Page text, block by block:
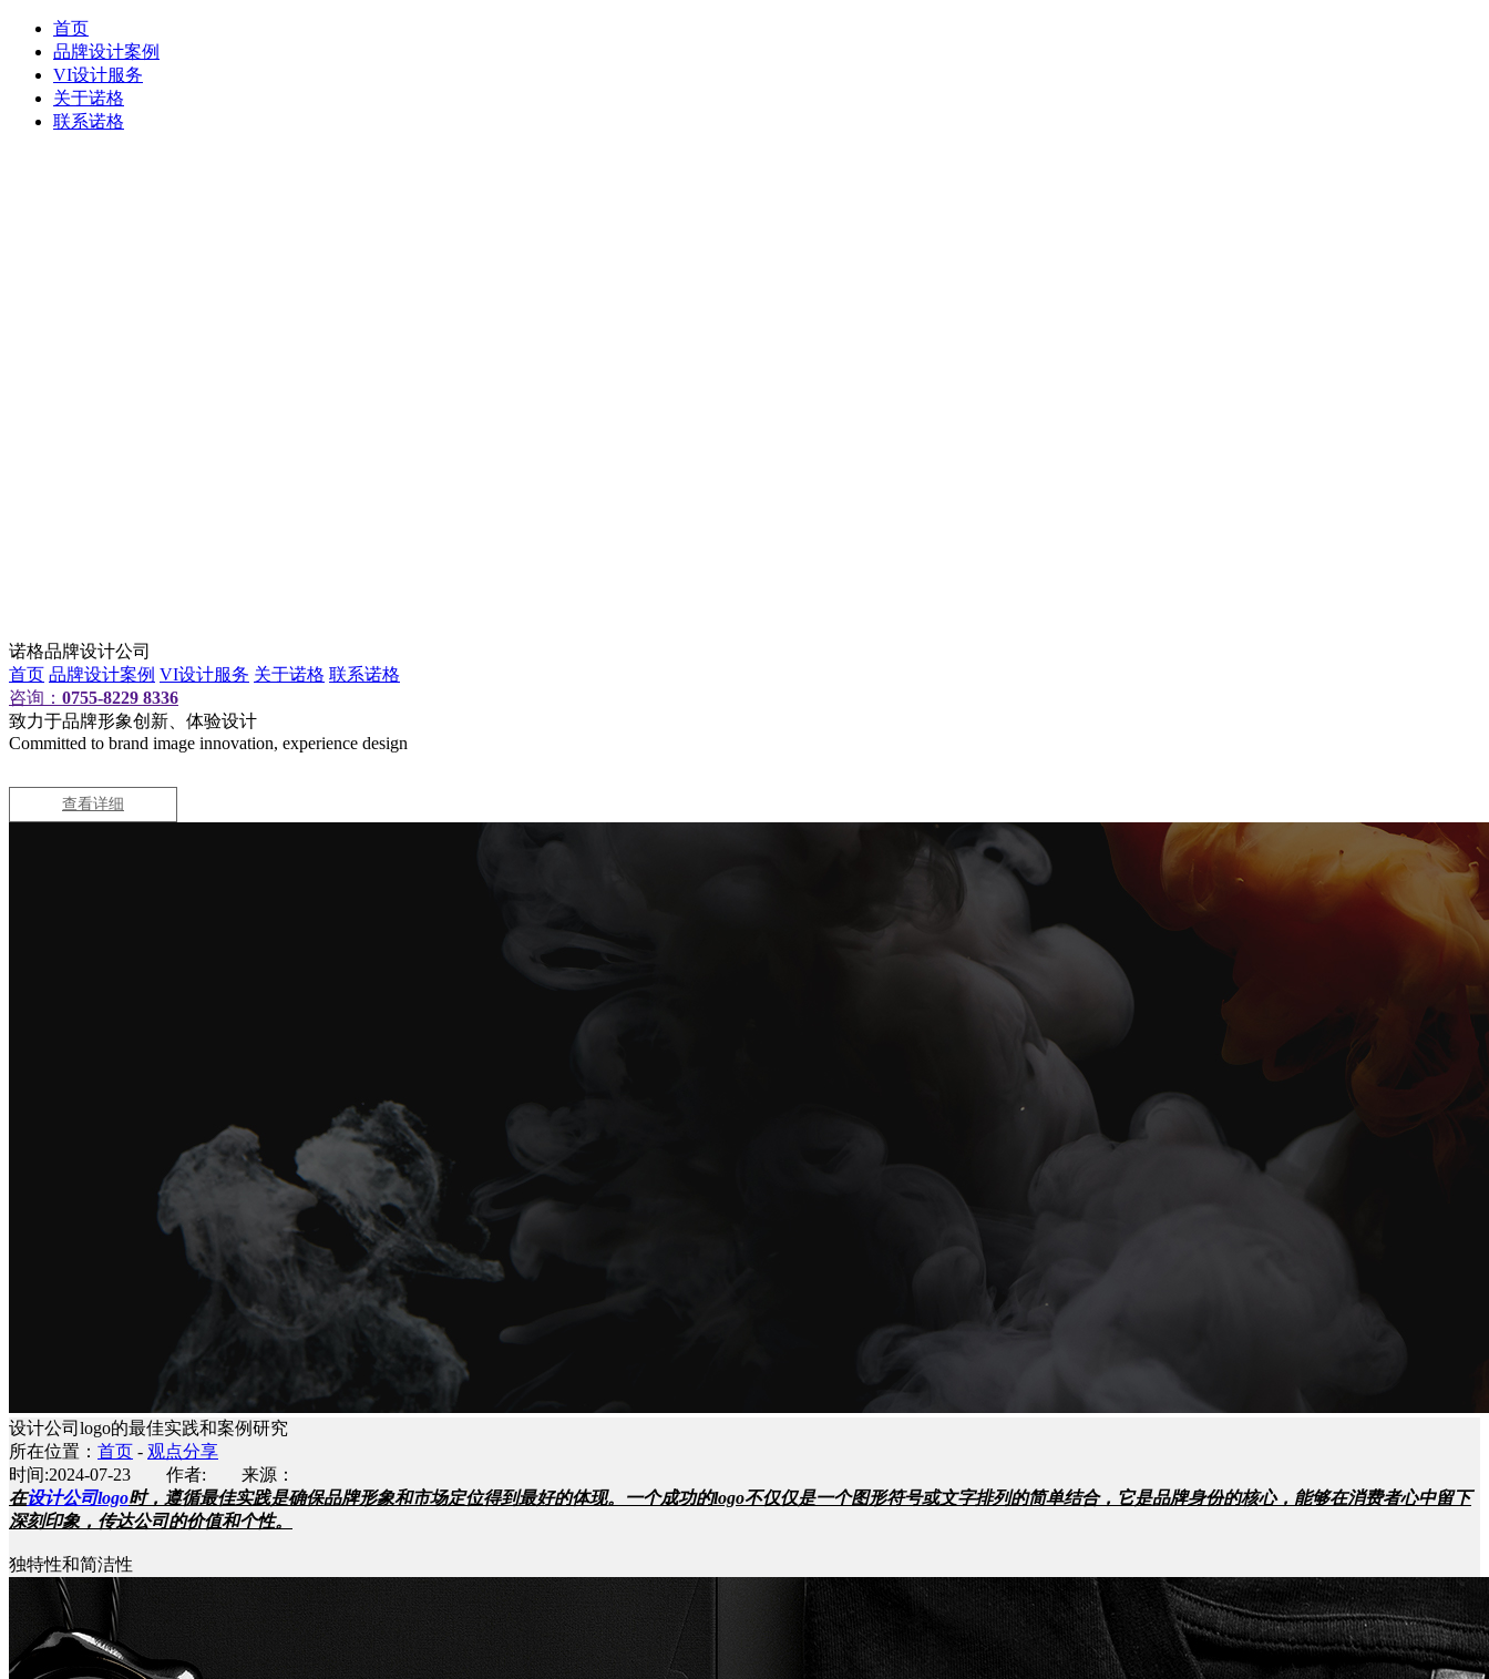
首页
品牌设计案例
VI设计服务
关于诺格
联系诺格
诺格品牌设计公司
首页 品牌设计案例 VI设计服务 关于诺格 联系诺格
咨询： 0755-8229 8336
致力于品牌形象创新、体验设计
Committed to brand image innovation, experience design
查看详细
设计公司logo的最佳实践和案例研究
所在位置： 首页 - 观点分享
时间:2024-07-23 作者: 来源：
在设计公司logo时，遵循最佳实践是确保品牌形象和市场定位得到最好的体现。一个成功的logo不仅仅是一个图形符号或文字排列的简单结合，它是品牌身份的核心，能够在消费者心中留下
深刻印象，传达公司的价值和个性。
独特性和简洁性